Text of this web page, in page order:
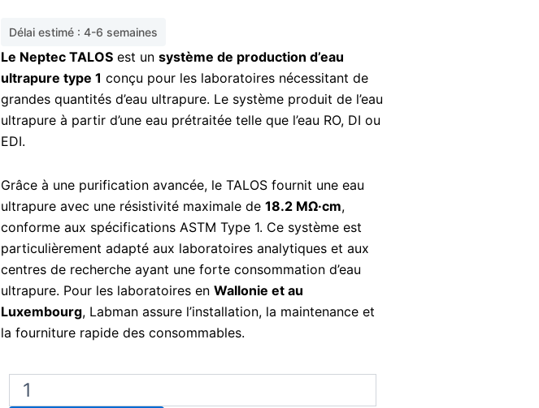
Délai estimé : 4-6 semaines
Le Neptec TALOS est un système de production d’eau
ultrapure type 1 conçu pour les laboratoires nécessitant de
grandes quantités d’eau ultrapure. Le système produit de l’eau
ultrapure à partir d’une eau prétraitée telle que l’eau RO, DI ou
EDI.
Grâce à une purification avancée, le TALOS fournit une eau
ultrapure avec une résistivité maximale de 18.2 MΩ·cm,
conforme aux spécifications ASTM Type 1. Ce système est
particulièrement adapté aux laboratoires analytiques et aux
centres de recherche ayant une forte consommation d’eau
ultrapure. Pour les laboratoires en Wallonie et au
Luxembourg, Labman assure l’installation, la maintenance et
la fourniture rapide des consommables.
quantité